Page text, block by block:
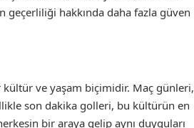
geçerliliği hakkında daha fazla güven
kültür ve yaşam biçimidir. Maç günleri,
son dakika golleri, bu kültürün en
bir araya gelip aynı duyguları